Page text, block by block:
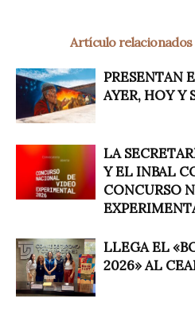
Artículo relacionados
PRESENTAN
AYER, HOY Y
LA
Y EL INBAL
CONCURSO
LLEGA EL
2026» AL